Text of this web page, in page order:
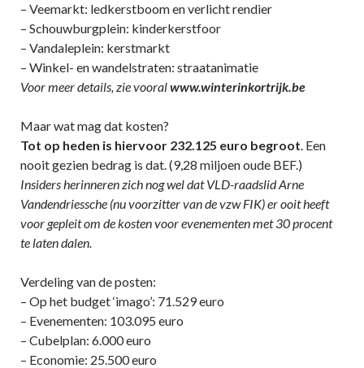
– Veemarkt: ledkerstboom en verlicht rendier
– Schouwburgplein: kinderkerstfoor
– Vandaleplein: kerstmarkt
– Winkel- en wandelstraten: straatanimatie
Voor meer details, zie vooralwww.winterinkortrijk.be
Maar wat mag dat kosten?
Tot op heden is hiervoor 232.125 euro begroot. Een
nooit gezien bedrag is dat. (9,28 miljoen oude BEF.)
Insiders herinneren zich nog wel dat VLD-raadslid Arne
Vandendriessche (nu voorzitter van de vzw FIK) er ooit heeft
voor gepleit om de kosten voor evenementen met 30 procent
te laten dalen.
Verdeling van de posten:
– Op het budget ‘imago’: 71.529 euro
– Evenementen: 103.095 euro
– Cubelplan: 6.000 euro
– Economie: 25.500 euro